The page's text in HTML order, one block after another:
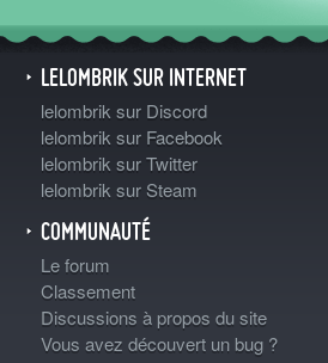
LELOMBRIK SUR INTERNET
lelombrik sur Discord
lelombrik sur Facebook
lelombrik sur Twitter
lelombrik sur Steam
COMMUNAUTÉ
Le forum
Classement
Discussions à propos du site
Vous avez découvert un bug ?